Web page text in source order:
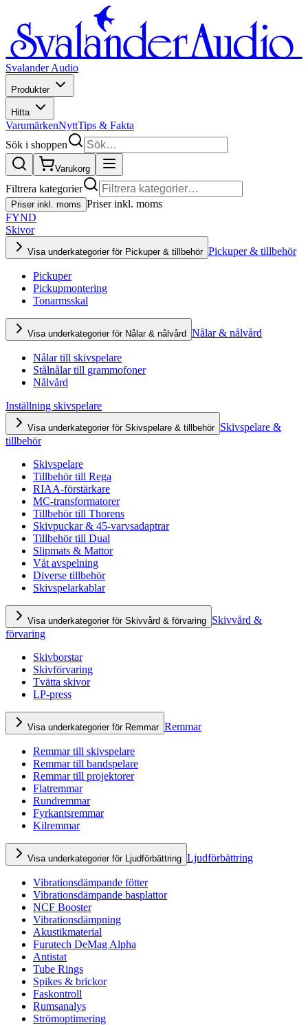
Svalander Audio
Produkter
Hitta
VarumärkenNyttTips & Fakta
Sök i shoppen
Varukorg
Filtrera kategorier
Priser inkl. moms Priser inkl. moms
FYND
Skivor
Visa underkategorier för Pickuper & tillbehör Pickuper & tillbehör
Pickuper
Pickupmontering
Tonarmsskal
Visa underkategorier för Nålar & nålvård Nålar & nålvård
Nålar till skivspelare
Stålnålar till grammofoner
Nålvård
Inställning skivspelare
Visa underkategorier för Skivspelare & tillbehör Skivspelare &
tillbehör
Skivspelare
Tillbehör till Rega
RIAA-förstärkare
MC-transformatorer
Tillbehör till Thorens
Skivpuckar & 45-varvsadaptrar
Tillbehör till Dual
Slipmats & Mattor
Våt avspelning
Diverse tillbehör
Skivspelarkablar
Visa underkategorier för Skivvård & förvaring Skivvård &
förvaring
Skivborstar
Skivförvaring
Tvätta skivor
LP-press
Visa underkategorier för Remmar Remmar
Remmar till skivspelare
Remmar till bandspelare
Remmar till projektorer
Flatremmar
Rundremmar
Fyrkantsremmar
Kilremmar
Visa underkategorier för Ljudförbättring Ljudförbättring
Vibrationsdämpande fötter
Vibrationsdämpande basplattor
NCF Booster
Vibrationsdämpning
Akustikmaterial
Furutech DeMag Alpha
Antistat
Tube Rings
Spikes & brickor
Faskontroll
Rumsanalys
Strömoptimering